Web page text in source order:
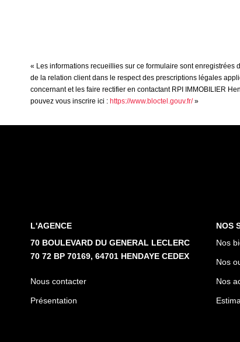
« Les informations recueillies sur ce formulaire sont enregistrées
de la relation client dans le respect des prescriptions légales
concernant et les faire rectifier en contactant RPI IMMOBILIER
pouvez vous inscrire ici : https://www.bloctel.gouv.fr/»
L'AGENCE
70 BOULEVARD DU GENERAL LECLERC
70 72 BP 70169, 64701 HENDAYE CEDEX
Nous contacter
Présentation
NOS
Nos
Nos
Nos